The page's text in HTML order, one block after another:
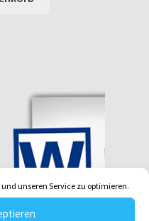
unseren Service zu optimieren.